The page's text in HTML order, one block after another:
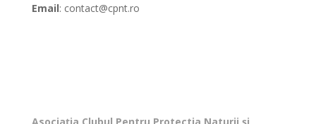
Email: contact@cpnt.ro